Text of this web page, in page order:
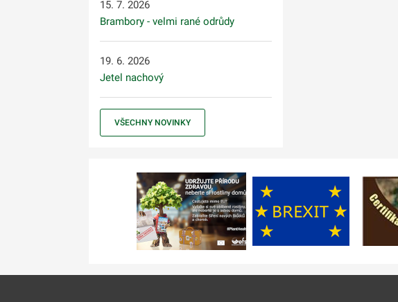
15. 7. 2026
Brambory - velmi rané odrůdy
19. 6. 2026
Jetel nachový
VŠECHNY NOVINKY